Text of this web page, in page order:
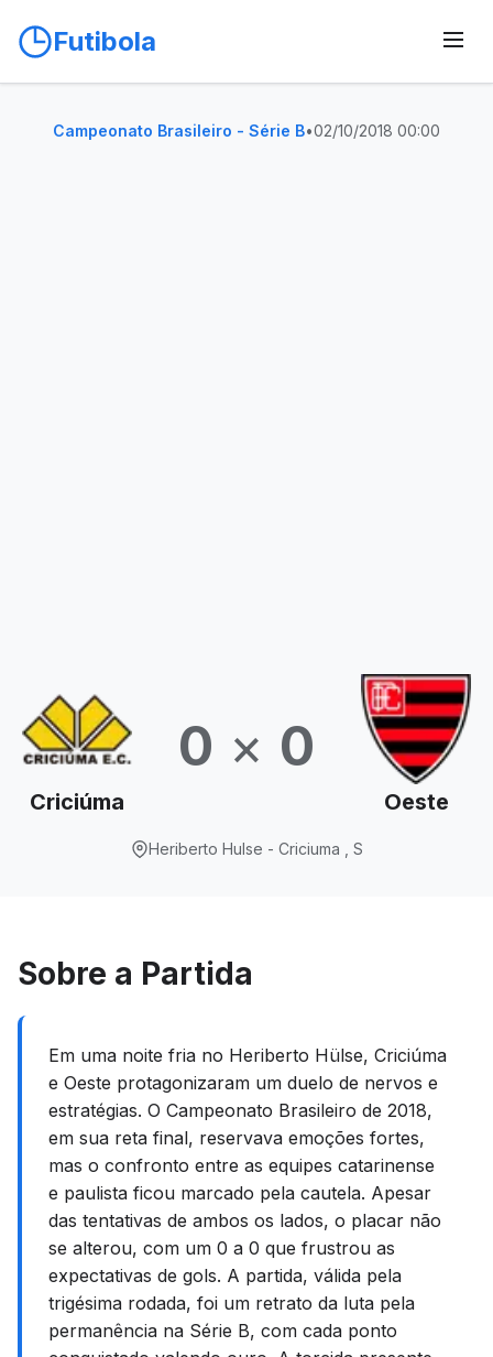
Futibola
Campeonato Brasileiro - Série B•02/10/2018 00:00
Criciúma
0 × 0
Oeste
Heriberto Hulse - Criciuma , S
Sobre a Partida
Em uma noite fria no Heriberto Hülse, Criciúma
e Oeste protagonizaram um duelo de nervos e
estratégias. O Campeonato Brasileiro de 2018,
em sua reta final, reservava emoções fortes,
mas o confronto entre as equipes catarinense
e paulista ficou marcado pela cautela. Apesar
das tentativas de ambos os lados, o placar não
se alterou, com um 0 a 0 que frustrou as
expectativas de gols. A partida, válida pela
trigésima rodada, foi um retrato da luta pela
permanência na Série B, com cada ponto